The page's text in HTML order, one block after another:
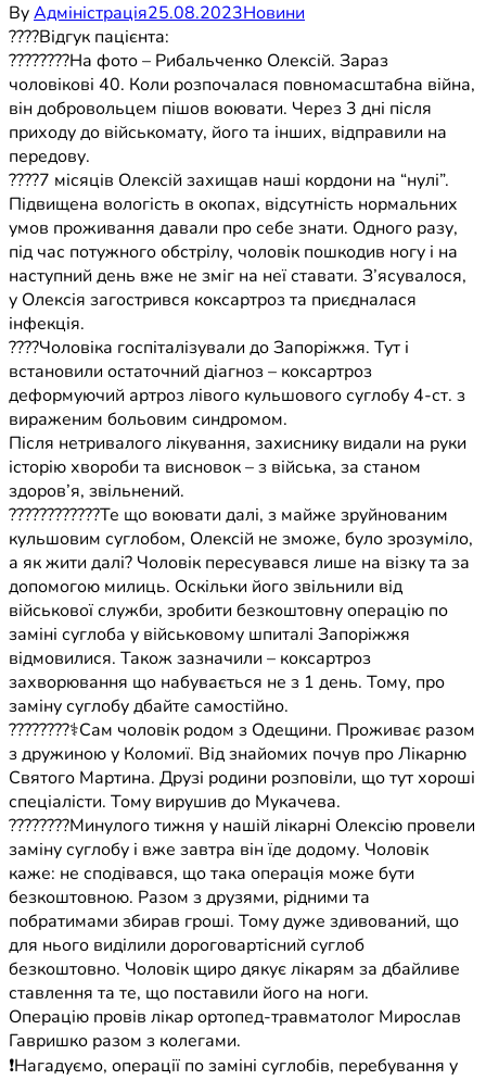
ByАдміністрація25.08.2023Новини
????Відгук пацієнта:
????????На фото – Рибальченко Олексій. Зараз
чоловікові 40. Коли розпочалася повномасштабна війна,
він добровольцем пішов воювати. Через 3 дні після
приходу до військомату, його та інших, відправили на
передову.
????7 місяців Олексій захищав наші кордони на “нулі”.
Підвищена вологість в окопах, відсутність нормальних
умов проживання давали про себе знати. Одного разу,
під час потужного обстрілу, чоловік пошкодив ногу і на
наступний день вже не зміг на неї ставати. З’ясувалося,
у Олексія загострився коксартроз та приєдналася
інфекція.
????Чоловіка госпіталізували до Запоріжжя. Тут і
встановили остаточний діагноз – коксартроз
деформуючий артроз лівого кульшового суглобу 4-ст. з
вираженим больовим синдромом.
Після нетривалого лікування, захиснику видали на руки
історію хвороби та висновок – з війська, за станом
здоров’я, звільнений.
????????‍????Те що воювати далі, з майже зруйнованим
кульшовим суглобом, Олексій не зможе, було зрозуміло,
а як жити далі? Чоловік пересувався лише на візку та за
допомогою милиць. Оскільки його звільнили від
військової служби, зробити безкоштовну операцію по
заміні суглоба у військовому шпиталі Запоріжжя
відмовилися. Також зазначили – коксартроз
захворювання що набувається не з 1 день. Тому, про
заміну суглобу дбайте самостійно.
????????‍⚕️Сам чоловік родом з Одещини. Проживає разом
з дружиною у Коломиї. Від знайомих почув про Лікарню
Святого Мартина. Друзі родини розповіли, що тут хороші
спеціалісти. Тому вирушив до Мукачева.
????????Минулого тижня у нашій лікарні Олексію провели
заміну суглобу і вже завтра він їде додому. Чоловік
каже: не сподівався, що така операція може бути
безкоштовною. Разом з друзями, рідними та
побратимами збирав гроші. Тому дуже здивований, що
для нього виділили дороговартісний суглоб
безкоштовно. Чоловік щиро дякує лікарям за дбайливе
ставлення та те, що поставили його на ноги.
Операцію провів лікар ортопед-травматолог Мирослав
Гавришко разом з колегами.
❗️Нагадуємо, операції по заміні суглобів, перебування у